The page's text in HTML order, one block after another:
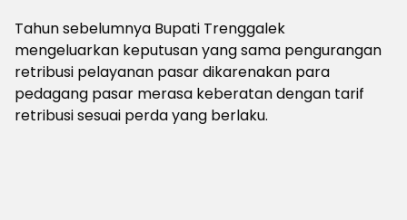
Tahun sebelumnya Bupati Trenggalek
mengeluarkan keputusan yang sama pengurangan
retribusi pelayanan pasar dikarenakan para
pedagang pasar merasa keberatan dengan tarif
retribusi sesuai perda yang berlaku.